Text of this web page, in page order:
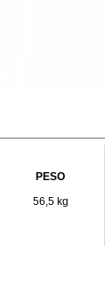
PESO
56,5 kg